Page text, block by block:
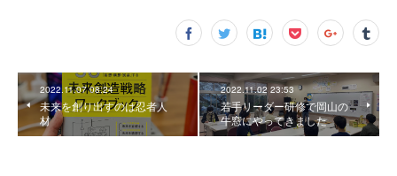
2022.11.07 08:24
未来を創り出すのは忍者人
材
2022.11.02 23:53
若手リーダー研修で岡山の
牛窓にやってきました